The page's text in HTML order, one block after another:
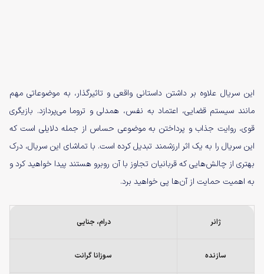
این سریال علاوه بر داشتن داستانی واقعی و تاثیرگذار، به موضوعاتی مهم
مانند سیستم قضایی، اعتماد به نفس، همدلی و تروما می‌پردازد. بازیگری
قوی، روایت جذاب و پرداختن به موضوعی حساس از جمله دلایلی است که
این سریال را به یک اثر ارزشمند تبدیل کرده است. با تماشای این سریال، درک
بهتری از چالش‌هایی که قربانیان تجاوز با آن روبرو هستند پیدا خواهید کرد و
به اهمیت حمایت از آن‌ها پی خواهید برد.
ژانر درام، جنایی
سازنده سوزانا گرانت